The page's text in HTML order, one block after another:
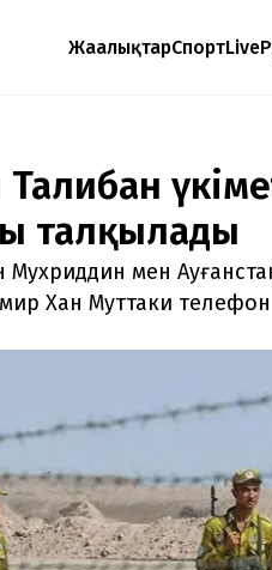
ЖаңалықтарСпортLive
талқылады
Мухриддин мен
Хан Муттаки